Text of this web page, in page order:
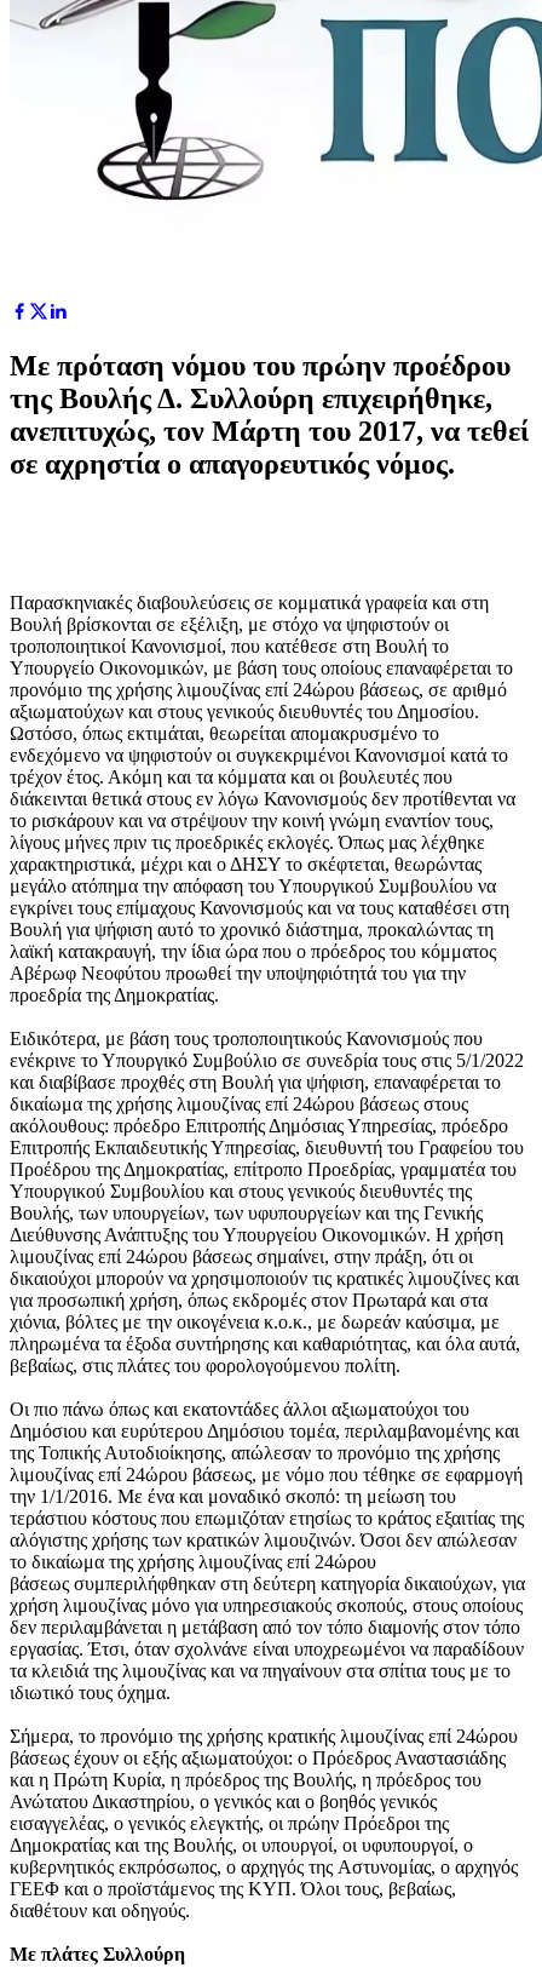
Με πρόταση νόμου του πρώην προέδρου
της Βουλής Δ. Συλλούρη επιχειρήθηκε,
ανεπιτυχώς, τον Μάρτη του 2017, να τεθεί
σε αχρηστία ο απαγορευτικός νόμος.
Παρασκηνιακές διαβουλεύσεις σε κομματικά γραφεία και στη
Βουλή βρίσκονται σε εξέλιξη, με στόχο να ψηφιστούν οι
τροποποιητικοί Κανονισμοί, που κατέθεσε στη Βουλή το
Υπουργείο Οικονομικών, με βάση τους οποίους επαναφέρεται το
προνόμιο της χρήσης λιμουζίνας επί 24ώρου βάσεως, σε αριθμό
αξιωματούχων και στους γενικούς διευθυντές του Δημοσίου.
Ωστόσο, όπως εκτιμάται, θεωρείται απομακρυσμένο το
ενδεχόμενο να ψηφιστούν οι συγκεκριμένοι Κανονισμοί κατά το
τρέχον έτος. Ακόμη και τα κόμματα και οι βουλευτές που
διάκεινται θετικά στους εν λόγω Κανονισμούς δεν προτίθενται να
το ρισκάρουν και να στρέψουν την κοινή γνώμη εναντίον τους,
λίγους μήνες πριν τις προεδρικές εκλογές. Όπως μας λέχθηκε
χαρακτηριστικά, μέχρι και ο ΔΗΣΥ το σκέφτεται, θεωρώντας
μεγάλο ατόπημα την απόφαση του Υπουργικού Συμβουλίου να
εγκρίνει τους επίμαχους Κανονισμούς και να τους καταθέσει στη
Βουλή για ψήφιση αυτό το χρονικό διάστημα, προκαλώντας τη
λαϊκή κατακραυγή, την ίδια ώρα που ο πρόεδρος του κόμματος
Αβέρωφ Νεοφύτου προωθεί την υποψηφιότητά του για την
προεδρία της Δημοκρατίας.
Ειδικότερα, με βάση τους τροποποιητικούς Κανονισμούς που
ενέκρινε το Υπουργικό Συμβούλιο σε συνεδρία τους στις 5/1/2022
και διαβίβασε προχθές στη Βουλή για ψήφιση, επαναφέρεται το
δικαίωμα της χρήσης λιμουζίνας επί 24ώρου βάσεως στους
ακόλουθους: πρόεδρο Επιτροπής Δημόσιας Υπηρεσίας, πρόεδρο
Επιτροπής Εκπαιδευτικής Υπηρεσίας, διευθυντή του Γραφείου του
Προέδρου της Δημοκρατίας, επίτροπο Προεδρίας, γραμματέα του
Υπουργικού Συμβουλίου και στους γενικούς διευθυντές της
Βουλής, των υπουργείων, των υφυπουργείων και της Γενικής
Διεύθυνσης Ανάπτυξης του Υπουργείου Οικονομικών. Η χρήση
λιμουζίνας επί 24ώρου βάσεως σημαίνει, στην πράξη, ότι οι
δικαιούχοι μπορούν να χρησιμοποιούν τις κρατικές λιμουζίνες και
για προσωπική χρήση, όπως εκδρομές στον Πρωταρά και στα
χιόνια, βόλτες με την οικογένεια κ.ο.κ., με δωρεάν καύσιμα, με
πληρωμένα τα έξοδα συντήρησης και καθαριότητας, και όλα αυτά,
βεβαίως, στις πλάτες του φορολογούμενου πολίτη.
Οι πιο πάνω όπως και εκατοντάδες άλλοι αξιωματούχοι του
Δημόσιου και ευρύτερου Δημόσιου τομέα, περιλαμβανομένης και
της Τοπικής Αυτοδιοίκησης, απώλεσαν το προνόμιο της χρήσης
λιμουζίνας επί 24ώρου βάσεως, με νόμο που τέθηκε σε εφαρμογή
την 1/1/2016. Με ένα και μοναδικό σκοπό: τη μείωση του
τεράστιου κόστους που επωμιζόταν ετησίως το κράτος εξαιτίας της
αλόγιστης χρήσης των κρατικών λιμουζινών. Όσοι δεν απώλεσαν
το δικαίωμα της χρήσης λιμουζίνας επί 24ώρου
βάσεως συμπεριλήφθηκαν στη δεύτερη κατηγορία δικαιούχων, για
χρήση λιμουζίνας μόνο για υπηρεσιακούς σκοπούς, στους οποίους
δεν περιλαμβάνεται η μετάβαση από τον τόπο διαμονής στον τόπο
εργασίας. Έτσι, όταν σχολνάνε είναι υποχρεωμένοι να παραδίδουν
τα κλειδιά της λιμουζίνας και να πηγαίνουν στα σπίτια τους με το
ιδιωτικό τους όχημα.
Σήμερα, το προνόμιο της χρήσης κρατικής λιμουζίνας επί 24ώρου
βάσεως έχουν οι εξής αξιωματούχοι: ο Πρόεδρος Αναστασιάδης
και η Πρώτη Κυρία, η πρόεδρος της Βουλής, η πρόεδρος του
Ανώτατου Δικαστηρίου, ο γενικός και ο βοηθός γενικός
εισαγγελέας, ο γενικός ελεγκτής, οι πρώην Πρόεδροι της
Δημοκρατίας και της Βουλής, οι υπουργοί, οι υφυπουργοί, ο
κυβερνητικός εκπρόσωπος, ο αρχηγός της Αστυνομίας, ο αρχηγός
ΓΕΕΦ και ο προϊστάμενος της ΚΥΠ. Όλοι τους, βεβαίως,
διαθέτουν και οδηγούς.
Με πλάτες Συλλούρη